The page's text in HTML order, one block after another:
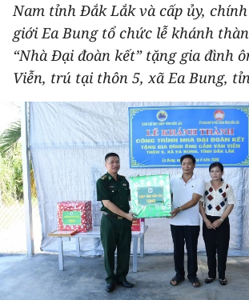
DU LỊCH
THẾ GIỚI
THỂ THAO
GIÁO DỤC
Y TẾ
KHOA HỌC - CÔNG NGHỆ
MÔI TRƯỜNG
BẠN ĐỌC
Nam tỉnh Đắk Lắk và cấp ủy,
giới Ea Bung tổ chức lễ khánh
“Nhà Đại đoàn kết” tặng gia đình
Viễn, trú tại thôn 5, xã Ea Bung,